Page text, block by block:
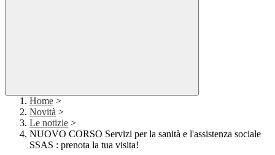
Home >
Novità >
Le notizie >
NUOVO CORSO Servizi per la sanità e l'assistenza sociale
SSAS : prenota la tua visita!